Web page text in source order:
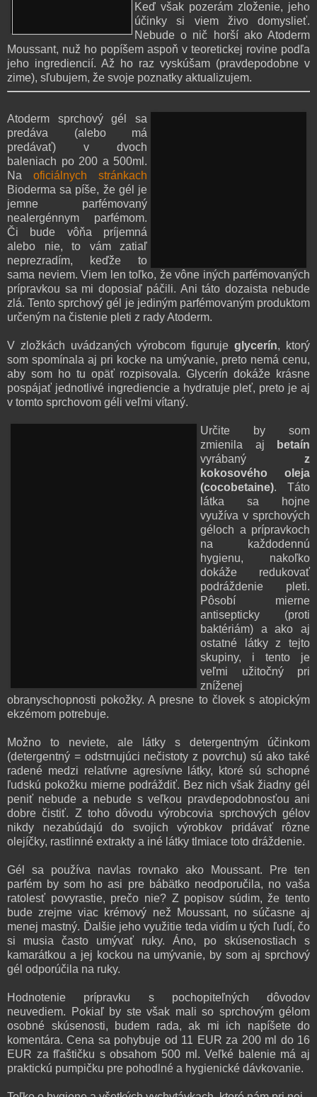
Keď však pozerám zloženie, jeho
účinky si viem živo domyslieť.
Nebude o nič horší ako Atoderm
Moussant, nuž ho popíšem aspoň v teoretickej rovine podľa
jeho ingrediencií. Až ho raz vyskúšam (pravdepodobne v
zime), sľubujem, že svoje poznatky aktualizujem.
Atoderm sprchový gél sa
predáva (alebo má
predávať) v dvoch
baleniach po 200 a 500ml.
Na oficiálnych stránkach
Bioderma sa píše, že gél je
jemne parfémovaný
nealergénnym parfémom.
Či bude vôňa príjemná
alebo nie, to vám zatiaľ
neprezradím, keďže to
sama neviem. Viem len toľko, že vône iných parfémovaných
prípravkou sa mi doposiaľ páčili. Ani táto dozaista nebude
zlá. Tento sprchový gél je jediným parfémovaným produktom
určeným na čistenie pleti z rady Atoderm.
V zložkách uvádzaných výrobcom figurujeglycerín, ktorý
som spomínala aj pri kocke na umývanie, preto nemá cenu,
aby som ho tu opäť rozpisovala. Glycerín dokáže krásne
pospájať jednotlivé ingrediencie a hydratuje pleť, preto je aj
v tomto sprchovom géli veľmi vítaný.
Určite by som
zmienila aj
betaín
vyrábaný z
kokosového oleja
(cocobetaine). Táto
látka sa hojne
využíva v sprchových
géloch a prípravkoch
na každodennú
hygienu, nakoľko
dokáže redukovať
podráždenie pleti.
Pôsobí mierne
antisepticky (proti
baktériám) a ako aj
ostatné látky z tejto
skupiny, i tento je
veľmi užitočný pri
zníženej
obranyschopnosti pokožky. A presne to človek s atopickým
ekzémom potrebuje.
Možno to neviete, ale látky s detergentným účinkom
(detergentný = odstrnujúci nečistoty z povrchu) sú ako také
radené medzi relatívne agresívne látky, ktoré sú schopné
ľudskú pokožku mierne podráždiť. Bez nich však žiadny gél
peniť nebude a nebude s veľkou pravdepodobnosťou ani
dobre čistiť. Z toho dôvodu výrobcovia sprchových gélov
nikdy nezabúdajú do svojich výrobkov pridávať rôzne
olejíčky, rastlinné extrakty a iné látky tlmiace toto dráždenie.
Gél sa používa navlas rovnako ako Moussant. Pre ten
parfém by som ho asi pre bábätko neodporučila, no vaša
ratolesť povyrastie, prečo nie? Z popisov súdim, že tento
bude zrejme viac krémový než Moussant, no súčasne aj
menej mastný. Ďalšie jeho využitie teda vidím u tých ľudí, čo
si musia často umývať ruky. Áno, po skúsenostiach s
kamarátkou a jej kockou na umývanie, by som aj sprchový
gél odporúčila na ruky.
Hodnotenie prípravku s pochopiteľných dôvodov
neuvediem. Pokiaľ by ste však mali so sprchovým gélom
osobné skúsenosti, budem rada, ak mi ich napíšete do
komentára. Cena sa pohybuje od 11 EUR za 200 ml do 16
EUR za fľaštičku s obsahom 500 ml. Veľké balenie má aj
praktickú pumpičku pre pohodlné a hygienické dávkovanie.